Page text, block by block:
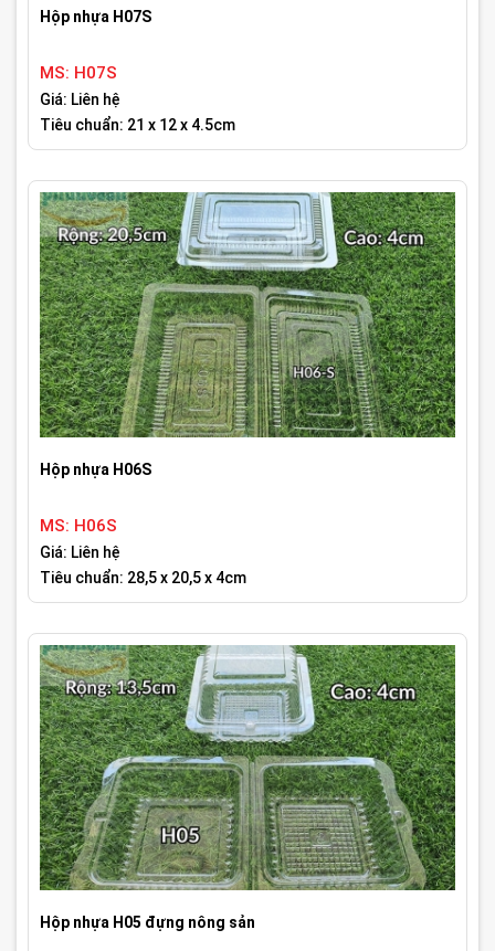
Hộp nhựa H07S
MS: H07S
Giá: Liên hệ
Tiêu chuẩn: 21 x 12 x 4.5cm
Hộp nhựa H06S
MS: H06S
Giá: Liên hệ
Tiêu chuẩn: 28,5 x 20,5 x 4cm
Hộp nhựa H05 đựng nông sản